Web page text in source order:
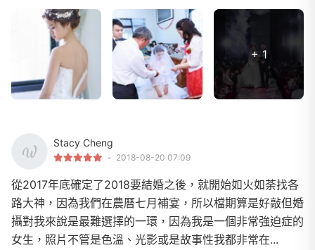
+ 1
Stacy Cheng
2018-08-20 07:09
從2017年底確定了2018要結婚之後，就開始如火如荼找各
路大神，因為我們在農曆七月補宴，所以檔期算是好敲但婚
攝對我來說是最難選擇的一環，因為我是一個非常強迫症的
女生，照片不管是色溫、光影或是故事性我都非常在...